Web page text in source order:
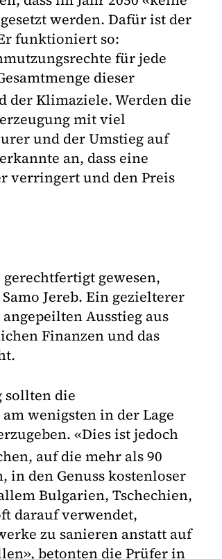
werden. Dafür ist der
funktioniert so:
für jede
dieser
der Klimaziele. Werden die
mit viel
und der Umstieg auf
an, dass eine
verringert und den Preis
gewesen,
Jereb. Ein gezielterer
Ausstieg aus
Finanzen und das
sollten die
wenigsten in der Lage
«Dies ist jedoch
auf die mehr als 90
den Genuss kostenloser
Bulgarien, Tschechien,
darauf verwendet,
zu sanieren anstatt auf
betonten die Prüfer in